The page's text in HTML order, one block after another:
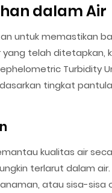
dalam Air
untuk memastikan
telah ditetapkan,
Turbidity
tingkat
kualitas air
terlarut dalam
atau sisa-sisa